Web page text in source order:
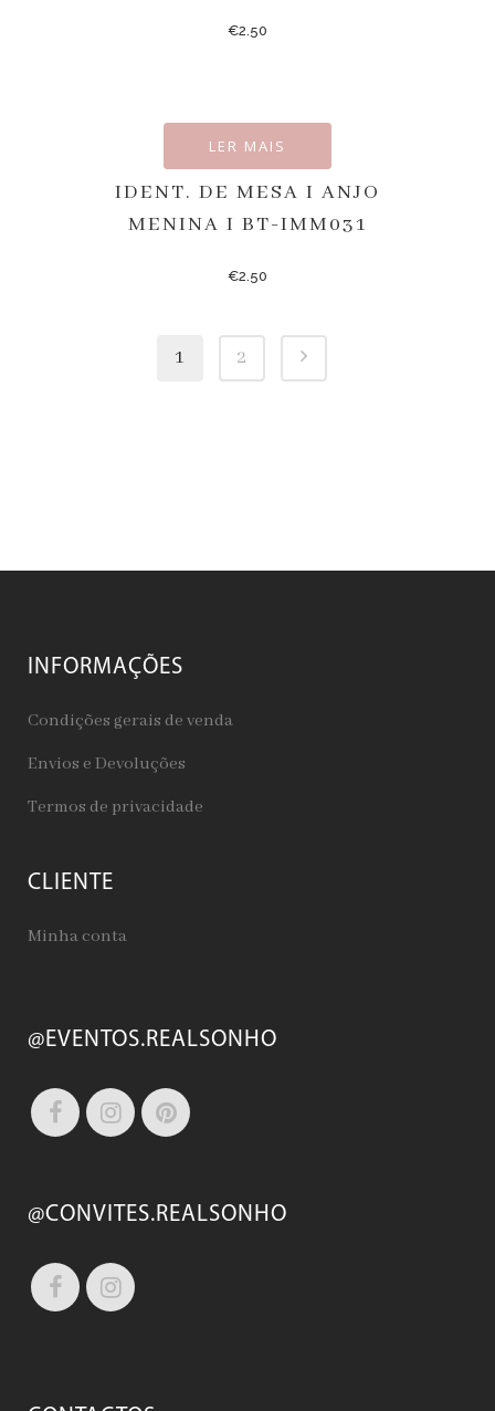
€2.50
LER MAIS
IDENT. DE MESA I ANJO
MENINA I BT-IMM031
€2.50
1 2
INFORMAÇÕES
Condições gerais de venda
Envios e Devoluções
Termos de privacidade
CLIENTE
Minha conta
@EVENTOS.REALSONHO
@CONVITES.REALSONHO